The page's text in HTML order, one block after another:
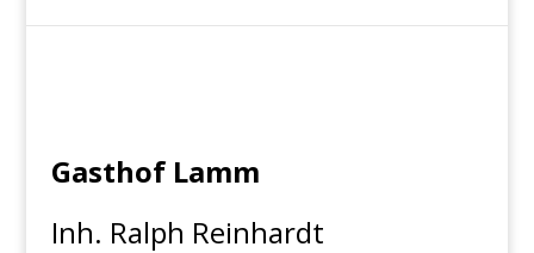
Gasthof Lamm
Inh. Ralph Reinhardt